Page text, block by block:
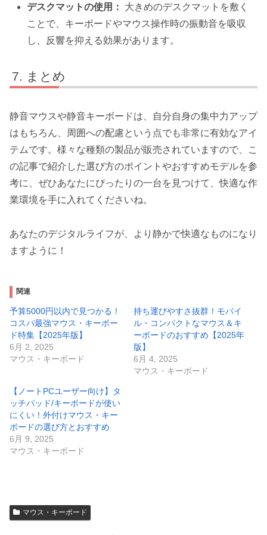
デスクマットの使用：
大きめのデスクマットを敷く
ことで、キーボードやマウス操作時の振動音を吸収
し、反響を抑える効果があります。
まとめ
静音マウスや静音キーボードは、自分自身の集中力アップ
はもちろん、周囲への配慮という点でも非常に有効なアイ
テムです。様々な種類の製品が販売されていますので、こ
の記事で紹介した選び方のポイントやおすすめモデルを参
考に、ぜひあなたにぴったりの一台を見つけて、快適な作
業環境を手に入れてくださいね。
あなたのデジタルライフが、より静かで快適なものになり
ますように！
関連
予算5000円以内で見つかる！
コスパ最強マウス・キーボー
ド特集【2025年版】
6月 2, 2025
マウス・キーボード
持ち運びやすさ抜群！モバイ
ル・コンパクトなマウス＆キ
ーボードのおすすめ【2025年
版】
6月 4, 2025
マウス・キーボード
【ノートPCユーザー向け】タ
ッチパッド/キーボードが使い
にくい！外付けマウス・キー
ボードの選び方とおすすめ
6月 9, 2025
マウス・キーボード
マウス・キーボード